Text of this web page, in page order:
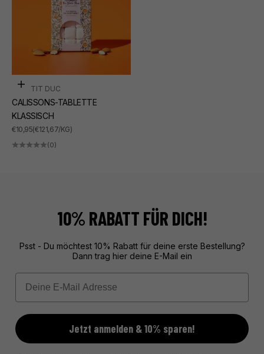
In den Warenkorb
LE PETIT DUC
CALISSONS-TABLETTE
KLASSISCH
ANGEBOT
€10,95(€121,67/KG)
(0)
10% RABATT FÜR DICH!
Psst - Du möchtest 10% Rabatt für deine erste Bestellung?
Dann trag hier deine E-Mail ein
Email
Jetzt anmelden & 10% sparen!